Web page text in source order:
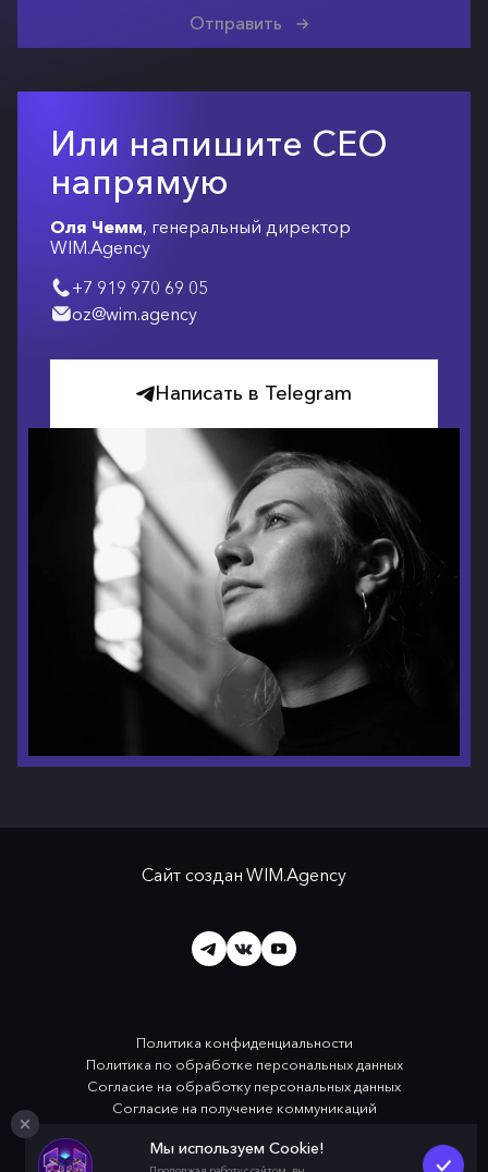
Отправить
Или напишите СЕО
напрямую
Оля Чемм, генеральный директор
WIM.Agency
+7 919 970 69 05
oz@wim.agency
Написать в Telegram
Сайт созданWIM.Agency
Политика конфиденциальности
Политика по обработке персональных данных
Согласие на обработку персональных данных
Согласие на получение коммуникаций
Мы используем Cookie!